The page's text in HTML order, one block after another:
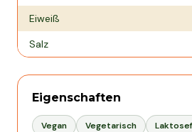
Eiweiß
Salz
Eigenschaften
Vegan Vegetarisch